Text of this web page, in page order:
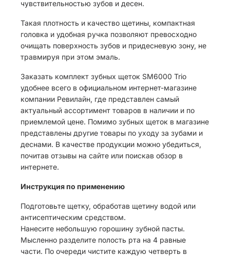
чувствительностью зубов и десен.
Такая плотность и качество щетины, компактная
головка и удобная ручка позволяют превосходно
очищать поверхность зубов и придесневую зону, не
травмируя при этом эмаль.
Заказать комплект зубных щеток SM6000 Trio
удобнее всего в официальном интернет-магазине
компании Ревилайн, где представлен самый
актуальный ассортимент товаров в наличии и по
приемлемой цене. Помимо зубных щеток в магазине
представлены другие товары по уходу за зубами и
деснами. В качестве продукции можно убедиться,
почитав отзывы на сайте или поискав обзор в
интернете.
Инструкция по применению
Подготовьте щетку, обработав щетину водой или
антисептическим средством.
Нанесите небольшую горошину зубной пасты.
Мысленно разделите полость рта на 4 равные
части. По очереди чистите каждую четверть в